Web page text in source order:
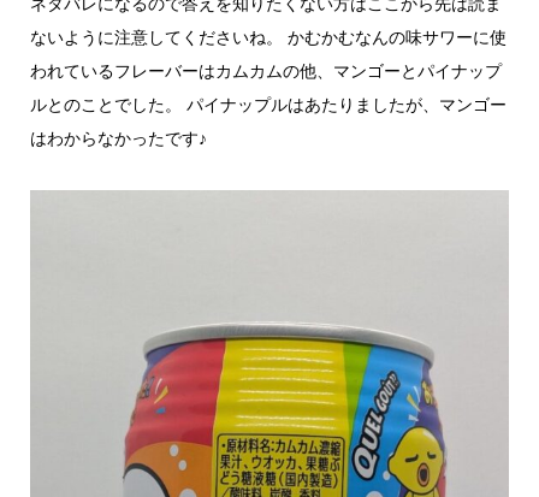
ネタバレになるので答えを知りたくない方はここから先は読ま
ないように注意してくださいね。 かむかむなんの味サワーに使
われているフレーバーはカムカムの他、マンゴーとパイナップ
ルとのことでした。 パイナップルはあたりましたが、マンゴー
はわからなかったです♪